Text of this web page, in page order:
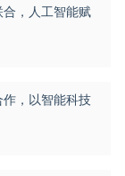
，人工智能赋
，以智能科技